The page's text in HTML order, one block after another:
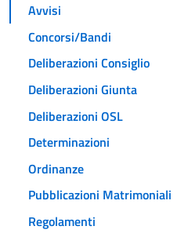
Avvisi
Concorsi/Bandi
Deliberazioni Consiglio
Deliberazioni Giunta
Deliberazioni OSL
Determinazioni
Ordinanze
Pubblicazioni Matrimoniali
Regolamenti